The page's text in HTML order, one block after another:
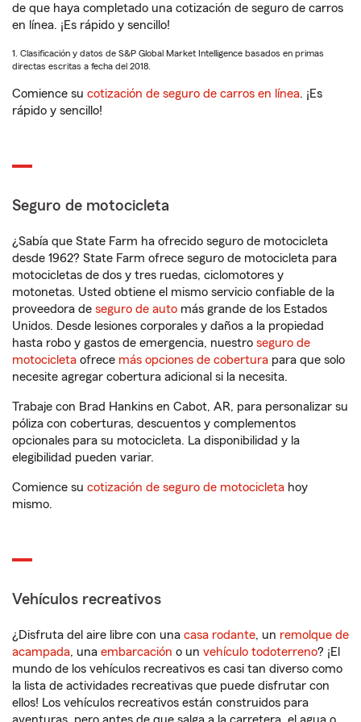
de que haya completado una cotización de seguro de carros
en línea. ¡Es rápido y sencillo!
1. Clasificación y datos de S&P Global Market Intelligence basados en primas
directas escritas a fecha del 2018.
Comience su cotización de seguro de carros en línea. ¡Es
rápido y sencillo!
Seguro de motocicleta
¿Sabía que State Farm ha ofrecido seguro de motocicleta
desde 1962? State Farm ofrece seguro de motocicleta para
motocicletas de dos y tres ruedas, ciclomotores y
motonetas. Usted obtiene el mismo servicio confiable de la
proveedora de seguro de auto más grande de los Estados
Unidos. Desde lesiones corporales y daños a la propiedad
hasta robo y gastos de emergencia, nuestro seguro de
motocicleta ofrece más opciones de cobertura para que solo
necesite agregar cobertura adicional si la necesita.
Trabaje con Brad Hankins en Cabot, AR, para personalizar su
póliza con coberturas, descuentos y complementos
opcionales para su motocicleta. La disponibilidad y la
elegibilidad pueden variar.
Comience su cotización de seguro de motocicleta hoy
mismo.
Vehículos recreativos
¿Disfruta del aire libre con una casa rodante, un remolque de
acampada, una embarcación o un vehículo todoterreno? ¡El
mundo de los vehículos recreativos es casi tan diverso como
la lista de actividades recreativas que puede disfrutar con
ellos! Los vehículos recreativos están construidos para